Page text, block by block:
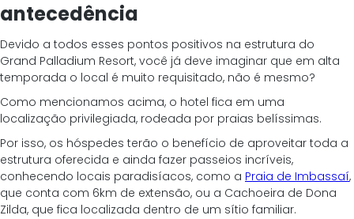
antecedência
Devido a todos esses pontos positivos na estrutura do
Grand Palladium Resort, você já deve imaginar que em alta
temporada o local é muito requisitado, não é mesmo?
Como mencionamos acima, o hotel fica em uma
localização privilegiada, rodeada por praias belíssimas.
Por isso, os hóspedes terão o benefício de aproveitar toda a
estrutura oferecida e ainda fazer passeios incríveis,
conhecendo locais paradisíacos, como a Praia de Imbassaí,
que conta com 6km de extensão, ou a Cachoeira de Dona
Zilda, que fica localizada dentro de um sítio familiar.